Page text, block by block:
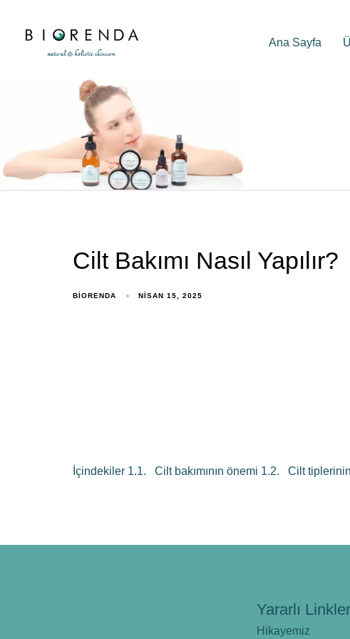
Ana Sayfa
Cilt Bakımı Nasıl Yapılır?
BIORENDA NISAN 15, 2025
İçindekiler 1.1. Cilt bakımının önemi 1.2. Cilt
Yararlı Linkler
Hikayemiz